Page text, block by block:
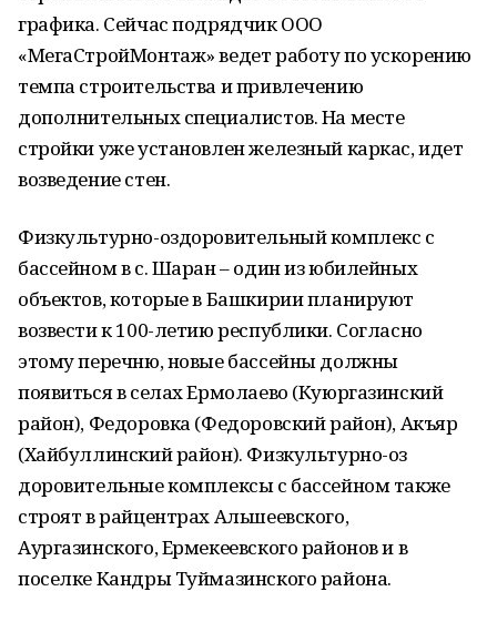
графика. Сейчас подрядчик ООО
«МегаСтройМонтаж» ведет работу по ускорению
темпа строительства и привлечению
дополнительных специалистов. На месте
стройки уже установлен железный каркас, идет
возведение стен.
Физкультурно-оздоровительный комплекс с
бассейном в с. Шаран – один из юбилейных
объектов, которые в Башкирии планируют
возвести к 100-летию республики. Согласно
этому перечню, новые бассейны должны
появиться в селах Ермолаево (Куюргазинский
район), Федоровка (Федоровский район), Акъяр
(Хайбуллинский район). Физкультурно-оз
доровительные комплексы с бассейном также
строят в райцентрах Альшеевского,
Аургазинского, Ермекеевского районов и в
поселке Кандры Туймазинского района.